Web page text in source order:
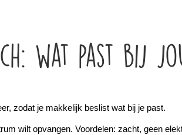
wat past bij
zodat je makkelijk beslist wat bij je past.
wilt opvangen. Voordelen: zacht, geen